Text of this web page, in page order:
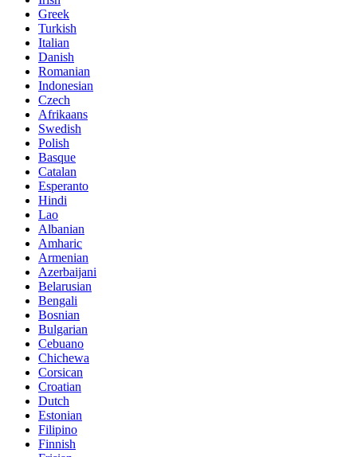
Greek
Turkish
Italian
Danish
Romanian
Indonesian
Czech
Afrikaans
Swedish
Polish
Basque
Catalan
Esperanto
Hindi
Lao
Albanian
Amharic
Armenian
Azerbaijani
Belarusian
Bengali
Bosnian
Bulgarian
Cebuano
Chichewa
Corsican
Croatian
Dutch
Estonian
Filipino
Finnish